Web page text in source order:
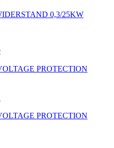
0,3/25KW
PROTECTION
PROTECTION